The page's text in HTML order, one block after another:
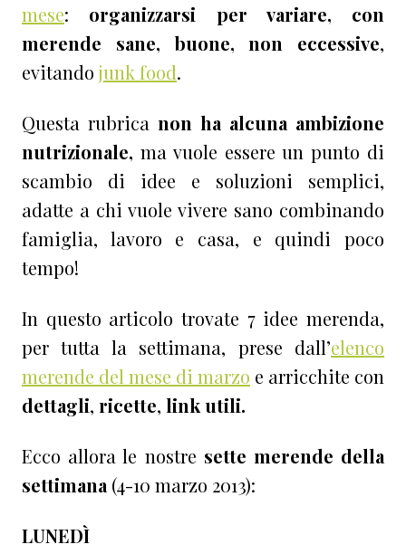
mese: organizzarsi per variare, con
merende
sane, buone, non eccessive,
evitando junk food.
Questa rubrica non ha alcuna ambizione
nutrizionale, ma vuole essere un punto di
scambio di idee e soluzioni semplici,
adatte a chi vuole vivere sano combinando
famiglia, lavoro e casa, e quindi poco
tempo!
In questo articolo trovate 7 idee merenda,
per tutta la settimana, prese dall’elenco
merende del mese di marzo e arricchite con
dettagli, ricette, link utili.
Ecco allora le nostre sette merende della
settimana (4-10 marzo 2013):
LUNEDÌ